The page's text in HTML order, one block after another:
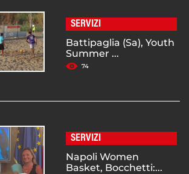
SERVIZI
Battipaglia (Sa), Youth
Summer ...
74
SERVIZI
Napoli Women
Basket, Bocchetti:...